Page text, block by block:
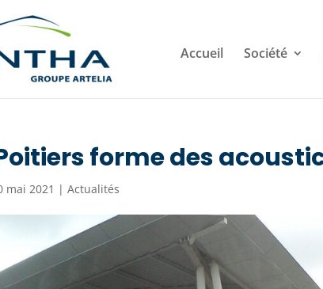
Accueil Société
Poitiers forme des
mai 2021 |Actualités